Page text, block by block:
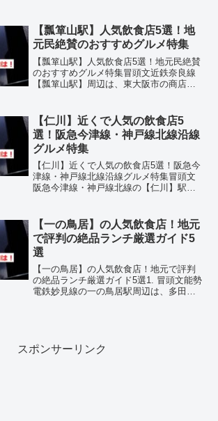
利な立地にあるこの駅周辺には、地元の
人々に愛される名店や、...
【瓢箪山駅】人気飲食店5選！地
元民絶賛のおすすめグルメ特集
【瓢箪山駅】人気飲食店5選！地元民絶賛
のおすすめグルメ特集冒頭文近鉄奈良線
【瓢箪山駅】周辺は、東大阪市の商店街
ています。駅から徒歩圏内には、焼肉、
お好み焼き、うどん、オ...
【仁川】近くで人気の飲食店5
選！阪急今津線・神戸線北線沿線
グルメ特集
【仁川】近くで人気の飲食店5選！阪急今
津線・神戸線北線沿線グルメ特集冒頭文
阪急今津線・神戸線北線の【仁川】駅周
く、散策やお出かけの合間に立ち寄れる
飲食店が点在しています。...
【一の鳥居】の人気飲食店！地元
で評判の絶品ランチ厳選ガイド5
選
【一の鳥居】の人気飲食店！地元で評判
の絶品ランチ厳選ガイド5選1. 冒頭文能勢
電鉄妙見線の一の鳥居駅周辺は、多田神
スポンサーリンク